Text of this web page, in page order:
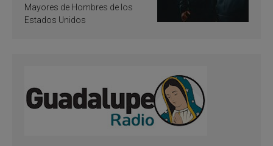
Mayores de Hombres de los
Estados Unidos